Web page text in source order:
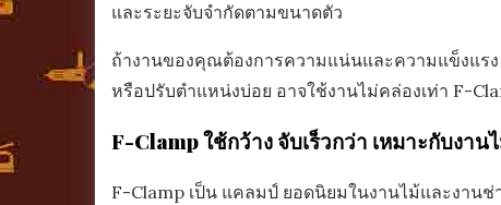
และระยะจับจำกัดตามขนาดตัว
ถ้างานของคุณต้องการความแน่นและความแข็งแร
หรือปรับตำแหน่งบ่อย อาจใช้งานไม่คล่องเท่า F-
F-Clamp ใช้กว้าง จับเร็วกว่า เหมาะกับงาน
F-Clamp เป็น แคลมป์ ยอดนิยมในงานไม้และงานช่